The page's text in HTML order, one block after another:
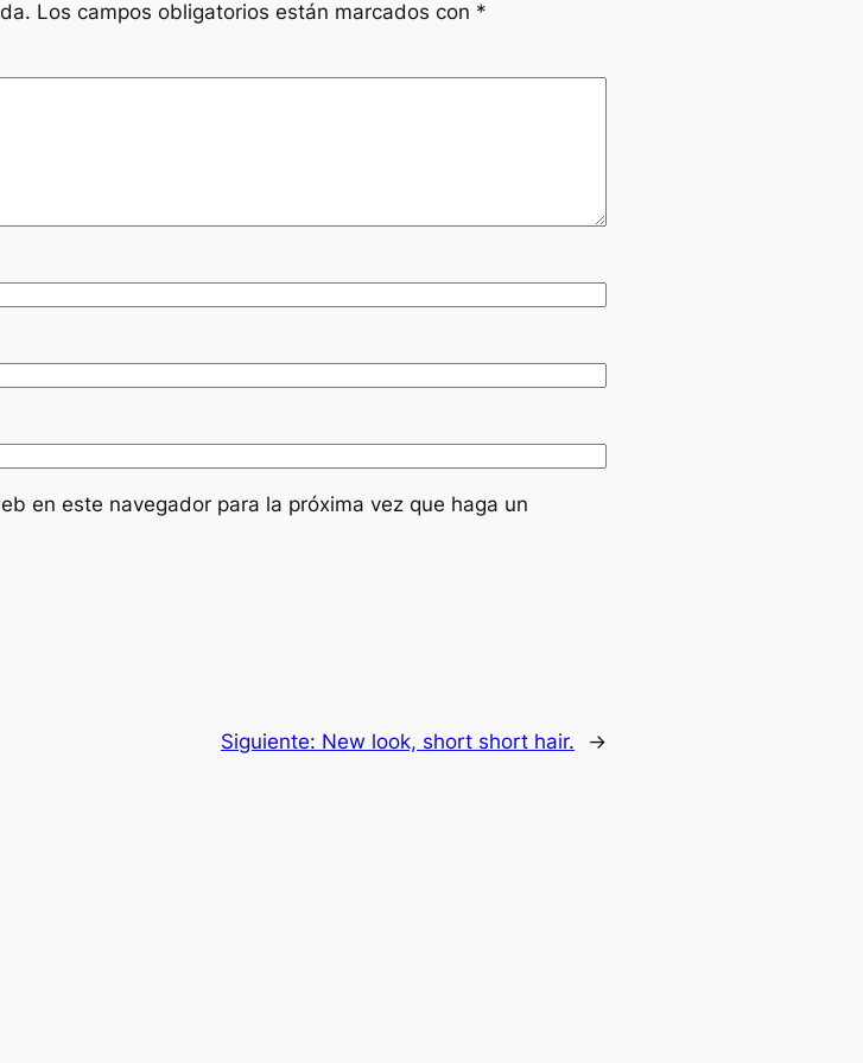
Los campos obligatorios están marcados con *
en este navegador para la próxima vez que haga un
Siguiente: New look, short short hair. →